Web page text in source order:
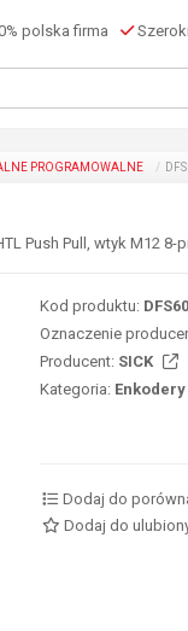
polska firma
PROGRAMOWALNE
Push Pull, wtyk M12
Kod produktu:
Oznaczenie
Producent: SICK
Kategoria:
Dodaj do
Dodaj do